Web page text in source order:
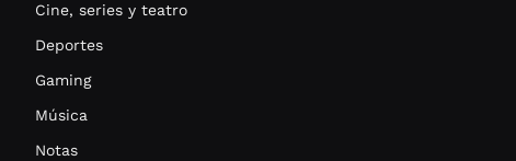
Cine, series y teatro
Deportes
Gaming
Música
Notas